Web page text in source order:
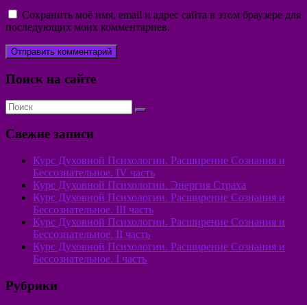
Сохранить моё имя, email и адрес сайта в этом браузере для
последующих моих комментариев.
Поиск на сайте
Свежие записи
Курс Духовной Психологии. Расширение Сознания и
Бессознательное. IV часть
Курс Духовной Психологии. Энергия Страха
Курс Духовной Психологии. Расширение Сознания и
Бессознательное. III часть
Курс Духовной Психологии. Расширение Сознания и
Бессознательное. II часть
Курс Духовной Психологии. Расширение Сознания и
Бессознательное. I часть
Рубрики